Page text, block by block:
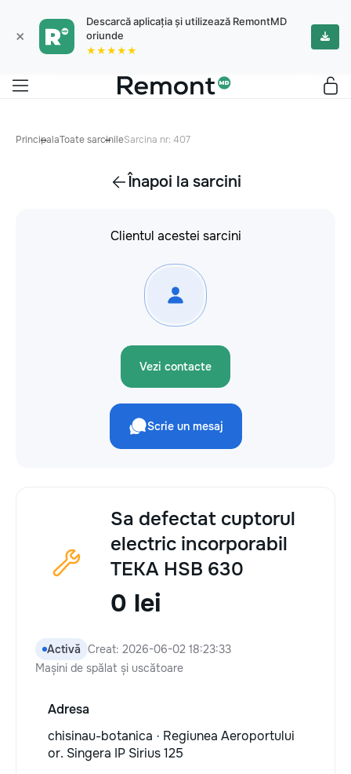
×
Descarcă aplicația și utilizează RemontMD
oriunde
★★★★★
PrincipalaToate sarcinileSarcina nr: 407
Înapoi la sarcini
Clientul acestei sarcini
Vezi contacte
Scrie un mesaj
Sa defectat cuptorul
electric incorporabil
TEKA HSB 630
0 lei
Activă Creat: 2026-06-02 18:23:33
Mașini de spălat și uscătoare
Adresa
chisinau-botanica · Regiunea Aeroportului
or. Singera IP Sirius 125